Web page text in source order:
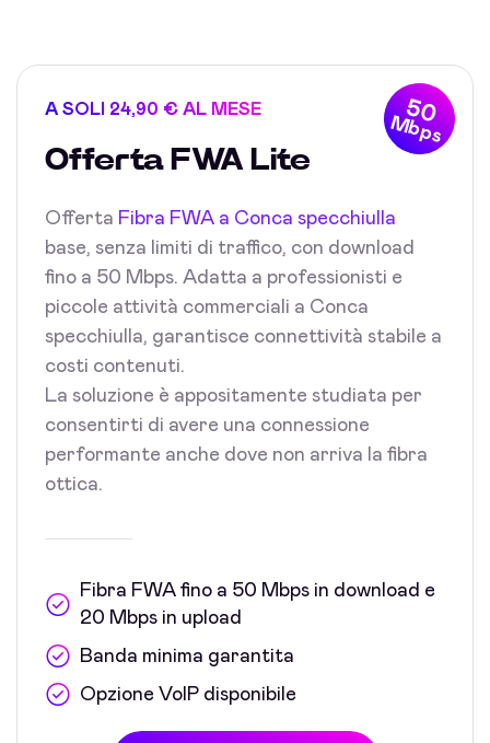
50
Mbps
A SOLI 24,90 € AL MESE
Offerta FWA Lite
Offerta Fibra FWA a Conca specchiulla
base, senza limiti di traffico, con download
fino a 50 Mbps. Adatta a professionisti e
piccole attività commerciali a Conca
specchiulla, garantisce connettività stabile a
costi contenuti.
La soluzione è appositamente studiata per
consentirti di avere una connessione
performante anche dove non arriva la fibra
ottica.
Fibra FWA fino a 50 Mbps in download e
20 Mbps in upload
Banda minima garantita
Opzione VoIP disponibile